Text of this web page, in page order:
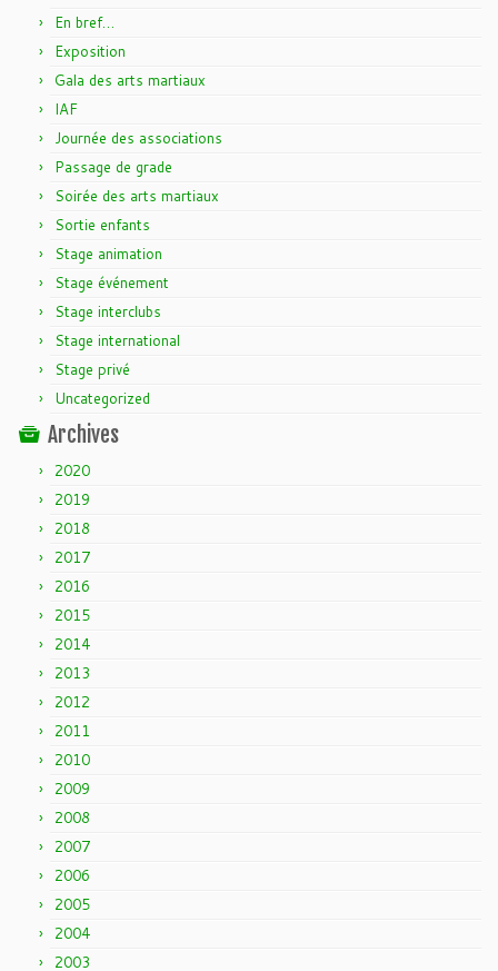
En bref…
Exposition
Gala des arts martiaux
IAF
Journée des associations
Passage de grade
Soirée des arts martiaux
Sortie enfants
Stage animation
Stage événement
Stage interclubs
Stage international
Stage privé
Uncategorized
Archives
2020
2019
2018
2017
2016
2015
2014
2013
2012
2011
2010
2009
2008
2007
2006
2005
2004
2003